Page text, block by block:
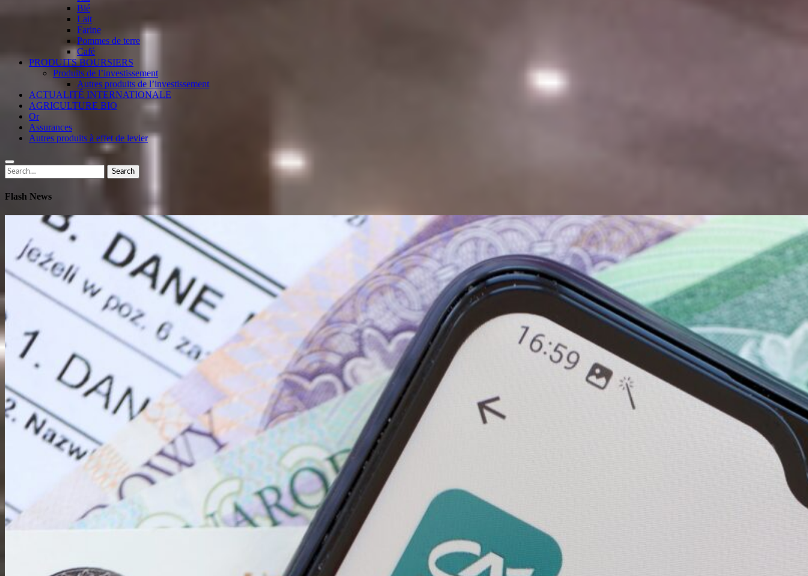
Blé
Lait
Farine
Pommes de terre
Café
PRODUITS BOURSIERS
Produits de l’investissement
Autres produits de l’investissement
ACTUALITÉ INTERNATIONALE
AGRICULTURE BIO
Or
Assurances
Autres produits à effet de levier
Search
for:
Search
Flash News